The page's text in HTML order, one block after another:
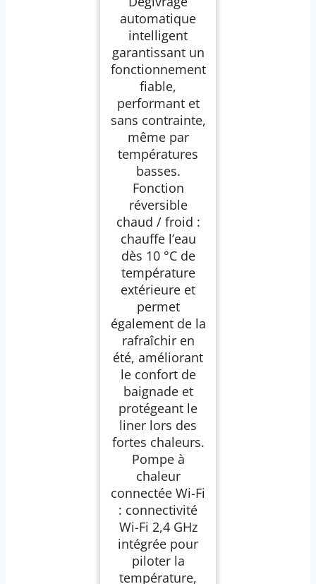
avec dégivrage
Automatique
Intelligent pour
Petites piscines
compactes : Hors
Sol, Semi-enterrée,
enterrée, Bois.
Silencieuse et
réversible.
automatique
intelligent
garantissant un
fonctionnement
fiable,
performant et
sans contrainte,
même par
températures
basses.
Fonction
réversible
chaud / froid :
chauffe l’eau
dès 10 °C de
température
extérieure et
permet
également de la
rafraîchir en
été, améliorant
le confort de
baignade et
protégeant le
liner lors des
fortes chaleurs.
Pompe à
chaleur
connectée Wi-Fi
: connectivité
Wi-Fi 2,4 GHz
intégrée pour
piloter la
température,